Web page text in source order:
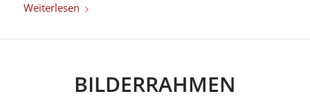
Weiterlesen
BILDERRAHMEN